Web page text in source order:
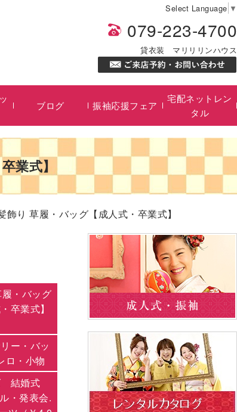
Select Language ▼
079-223-4700
貸衣装 マリリリンハウス
ブログ 振袖応援フェア
宅配ネットレン
タル
業式】
飾り 草履・バッグ【成人式・卒業式】
・バッグ
卒業式】
ー・バッ
ロ・小物
結婚式
・発表会.